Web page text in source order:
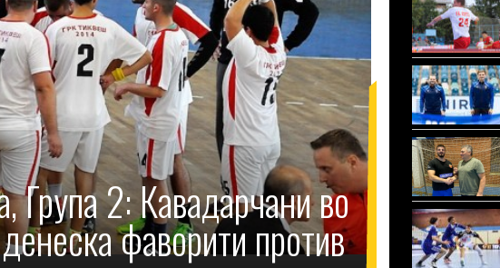
Група 2: Кавадарчани во
фаворити против